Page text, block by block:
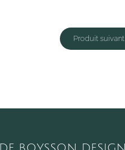
Produit suivant